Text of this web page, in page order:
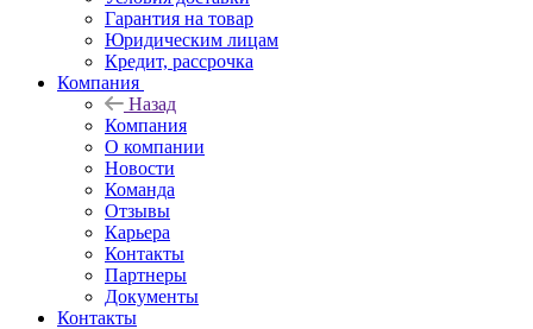
Гарантия на товар
Юридическим лицам
Кредит, рассрочка
Компания
Назад
Компания
О компании
Новости
Команда
Отзывы
Карьера
Контакты
Партнеры
Документы
Контакты